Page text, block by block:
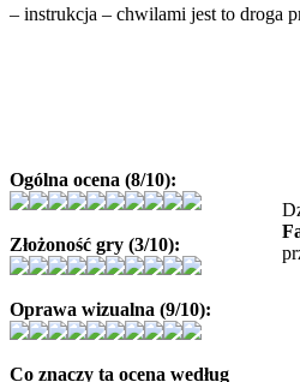
– instrukcja – chwilami jest to droga
Ogólna ocena (8/10):
Złożoność gry (3/10):
Oprawa wizualna (9/10):
Co znaczy ta ocena według